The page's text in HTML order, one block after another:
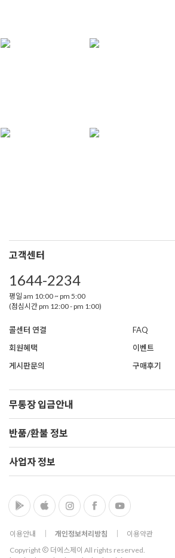
고객센터
1644-2234
평일 am 10:00 ~ pm 5:00
(점심시간 pm 12:00 - pm 1:00)
콜센터 연결
FAQ
회원혜택
이벤트
게시판문의
구매후기
무통장 입금안내
반품/환불 정보
사업자 정보
이용안내 개인정보처리방침
이용약관
Copyright
더에스제이 All rights reserved.